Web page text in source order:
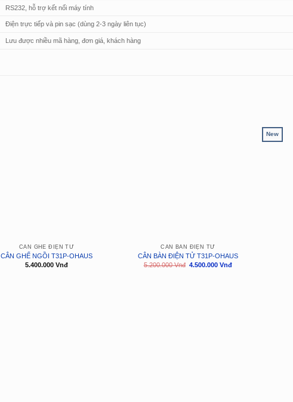
RS232, hỗ trợ kết nối máy tính
Điện trực tiếp và pin sạc (dùng 2-3 ngày liên tục)
Lưu được nhiều mã hàng, đơn giá, khách hàng
CÂN GHẾ ĐIỆN TỬ
CÂN GHẾ NGỒI T31P-OHAUS
5.400.000 Vnđ
CÂN BÀN ĐIỆN TỬ
CÂN BÀN ĐIỆN TỬ T31P-OHAUS
5.200.000Vnđ Giá
4.500.000 VnđGiá
New